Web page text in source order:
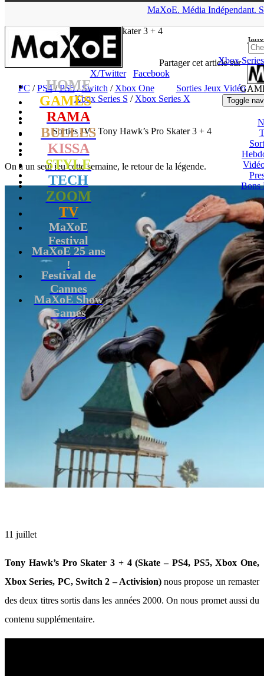
MaXoE. Média Indépendant.
HOME
GAMES
RAMA
BULLES
KISSA
STYLE
TECH
ZOOM
TV
MaXoE
Festival
MaXoE 25 ans
!
Festival de
Cannes
MaXoE Show
Games
Jeux
Xbox
Toggle
Bons
Pro Skater 3 + 4
Partager cet article sur
X/Twitter
Facebook
PC /PS4/PS5/Switch / Xbox One Sorties Jeux Vidéo/
Xbox Series S / Xbox Series X
Sorties JV : Tony Hawk’s Pro Skater 3 + 4
On a un seul jeu cette semaine, le retour de la légende.
11 juillet
Tony Hawk’s Pro Skater 3 + 4 (Skate – PS4, PS5, Xbox One,
Xbox Series, PC, Switch 2 – Activision)nous propose un remaster
des deux titres sortis dans les années 2000. On nous promet aussi du
contenu supplémentaire.